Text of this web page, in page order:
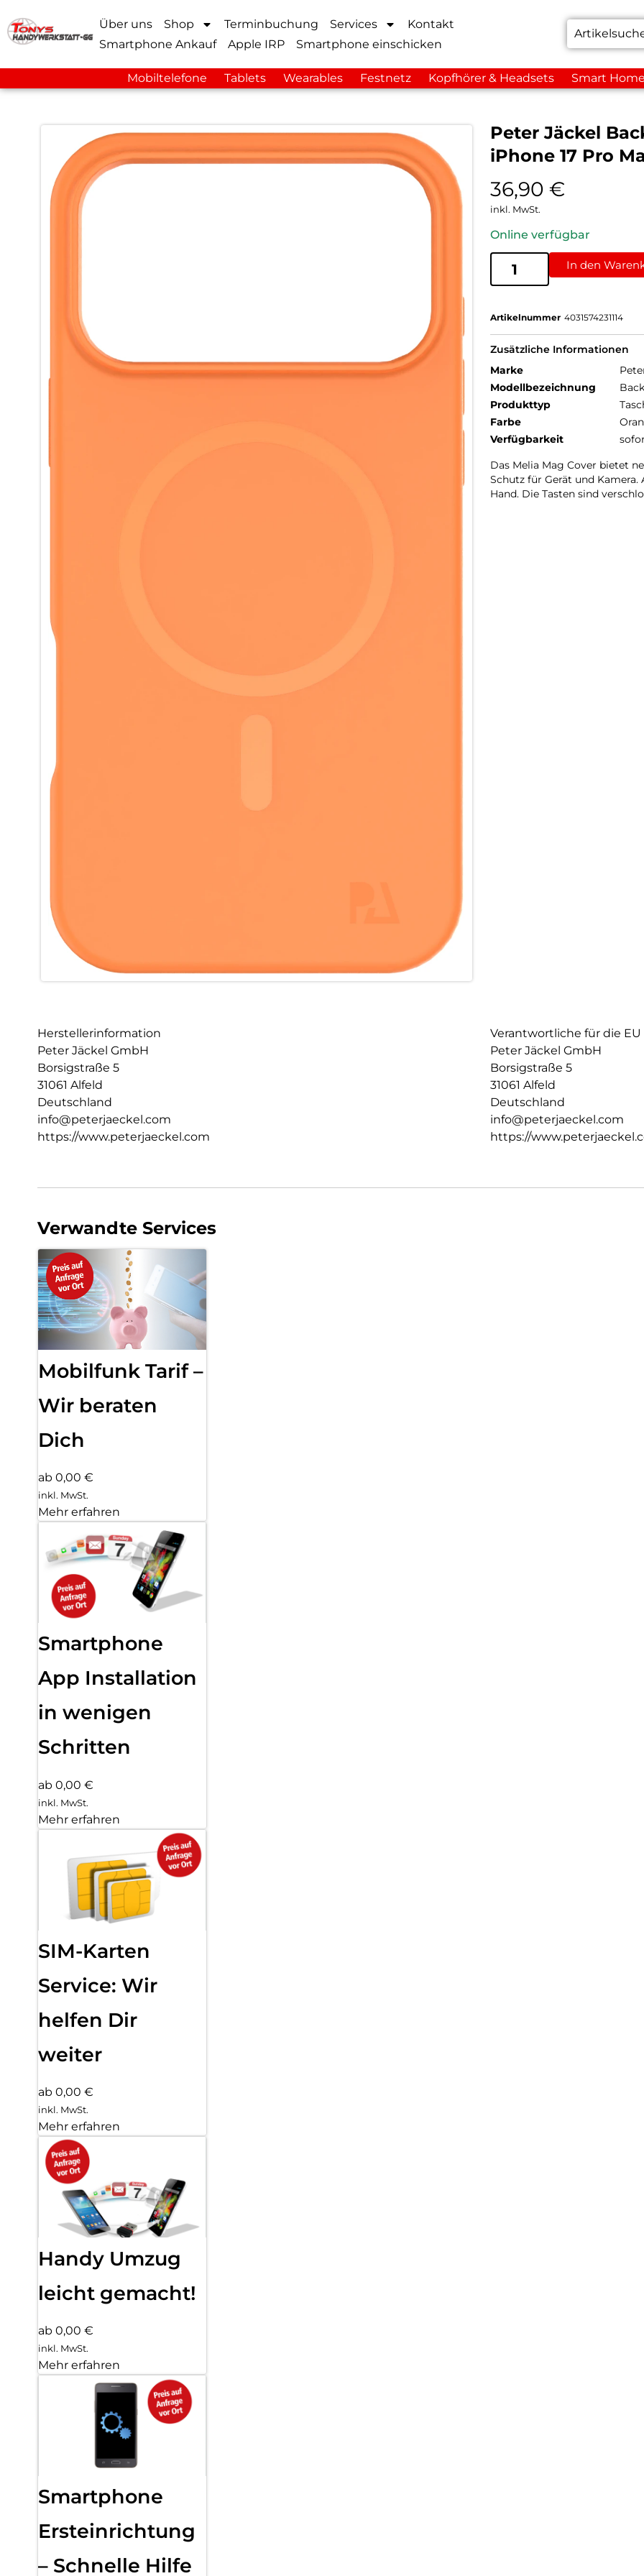
Über uns Shop Terminbuchung Services
Kontakt
Smartphone Ankauf
Apple IRP Smartphone einschicken
Mobiltelefone Tablets Wearables Festnetz Kopfhörer & Headsets Smart
Peter Jäckel
iPhone 17 Pro
36,90 €
inkl. MwSt.
Online verfügbar
In den
Artikelnummer 4031574231114
Zusätzliche Informationen
Marke
Modellbezeichnung
Produkttyp
Farbe
Verfügbarkeit
Das Melia Mag Cover bietet
Schutz für Gerät und
Hand. Die Tasten sind
Herstellerinformation
Peter Jäckel GmbH
Borsigstraße 5
31061 Alfeld
Deutschland
info@peterjaeckel.com
https://www.peterjaeckel.com
Verantwortliche für die EU
Peter Jäckel GmbH
Borsigstraße 5
31061 Alfeld
Deutschland
info@peterjaeckel.com
https://
Verwandte Services
Mobilfunk Tarif –
Wir beraten
Dich
ab 0,00 €
inkl. MwSt.
Mehr erfahren
Smartphone
App Installation
in wenigen
Schritten
ab 0,00 €
inkl. MwSt.
Mehr erfahren
SIM-Karten
Service: Wir
helfen Dir
weiter
ab 0,00 €
inkl. MwSt.
Mehr erfahren
Handy Umzug
leicht gemacht!
ab 0,00 €
inkl. MwSt.
Mehr erfahren
Smartphone
Ersteinrichtung
– Schnelle Hilfe